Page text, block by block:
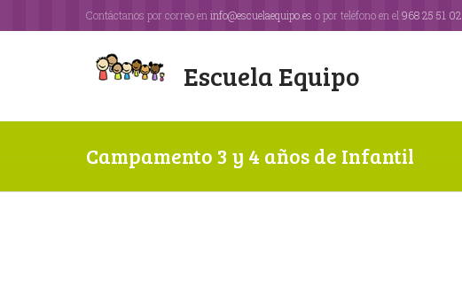
Contáctanos por correo en info@escuelaequipo.es o por teléfono en el 968 25 51 02
Escuela Equipo
Campamento 3 y 4 años de Infantil